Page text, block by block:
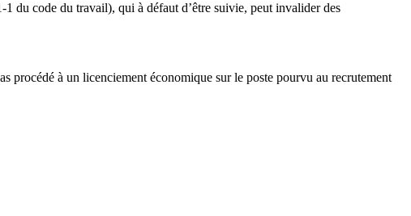
du code du travail), qui à défaut d’être suivie, peut invalider des
procédé à un licenciement économique sur le poste pourvu au recrutement